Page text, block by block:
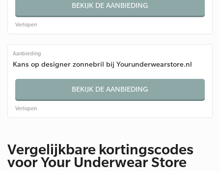
BEKIJK DE AANBIEDING
Verlopen
Aanbieding
Kans op designer zonnebril bij Yourunderwearstore.nl
BEKIJK DE AANBIEDING
Verlopen
Vergelijkbare kortingscodes
voor Your Underwear Store